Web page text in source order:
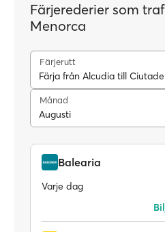
Färjerederier som
Menorca
Färjerutt
Färja från Alcudia till
Månad
Augusti
Balearia
Varje dag